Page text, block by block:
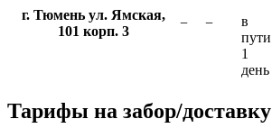
г. Тюмень ул. Ямская,
101 корп. 3
− −
в
пути
1
день
Тарифы на забор/доставку